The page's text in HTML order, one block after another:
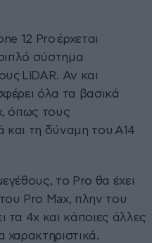
12 Pro έρχεται
σύστημα
LiDAR. Αν και
όλα τα βασικά
όπως τους
και τη δύναμη του A14
το Pro θα έχει
Pro Max, πλην του
τα 4x και κάποιες άλλες
χαρακτηριστικά.